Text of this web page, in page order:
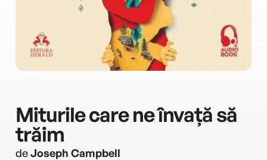
Miturile care ne învață să
trăim
deJoseph Campbell